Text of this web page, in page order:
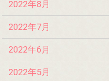
2022年8月
2022年7月
2022年6月
2022年5月